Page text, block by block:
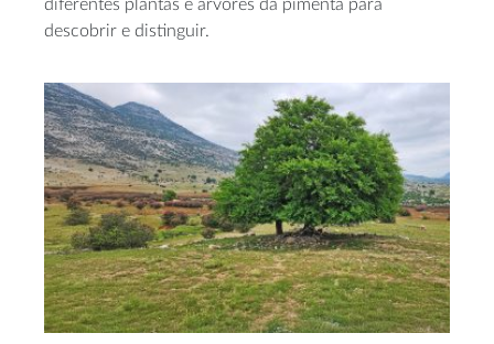
diferentes plantas e árvores da pimenta para
descobrir e distinguir.